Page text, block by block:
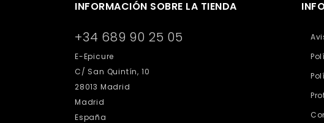
INFORMACIÓN SOBRE LA TIENDA
+34 689 90 25 05
E-Epicure
C/ San Quintín, 10
28013 Madrid
Madrid
España